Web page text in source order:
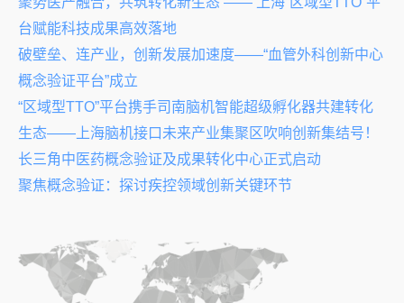
台赋能科技成果高效落地
破壁垒、连产业，创新发展加速度——“血管外科创新中心
概念验证平台”成立
“区域型TTO”平台携手司南脑机智能超级孵化器共建转化
生态——上海脑机接口未来产业集聚区吹响创新集结号！
长三角中医药概念验证及成果转化中心正式启动
聚焦概念验证：探讨疾控领域创新关键环节